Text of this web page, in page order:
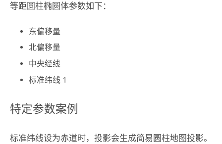
等距圆柱椭圆体参数如下：
东偏移量
北偏移量
中央经线
标准纬线 1
特定参数案例
标准纬线设为赤道时，投影会生成简易圆柱地图投影。